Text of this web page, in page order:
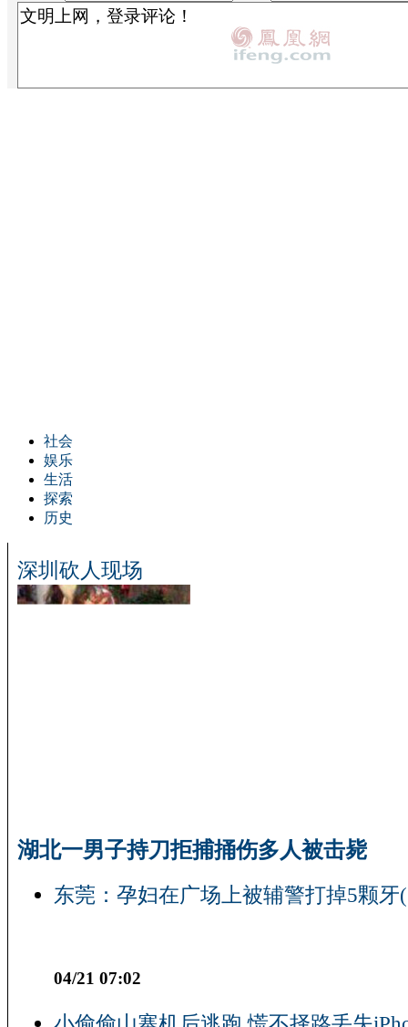
社会
娱乐
生活
探索
历史
深圳砍人现场
湖北一男子持刀拒捕捅伤多人被击毙
东莞：孕妇在广场上被辅警打掉5颗牙
04/21 07:02